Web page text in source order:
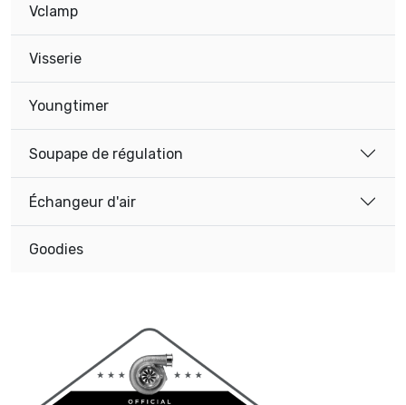
Vclamp
Visserie
Youngtimer
Soupape de régulation
Échangeur d'air
Goodies